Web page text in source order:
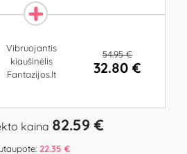
Vibruojantis
kiaušinėlis
Fantazijos.lt
54.95 €
32.80 €
kaina 82.59 €
22.35 €